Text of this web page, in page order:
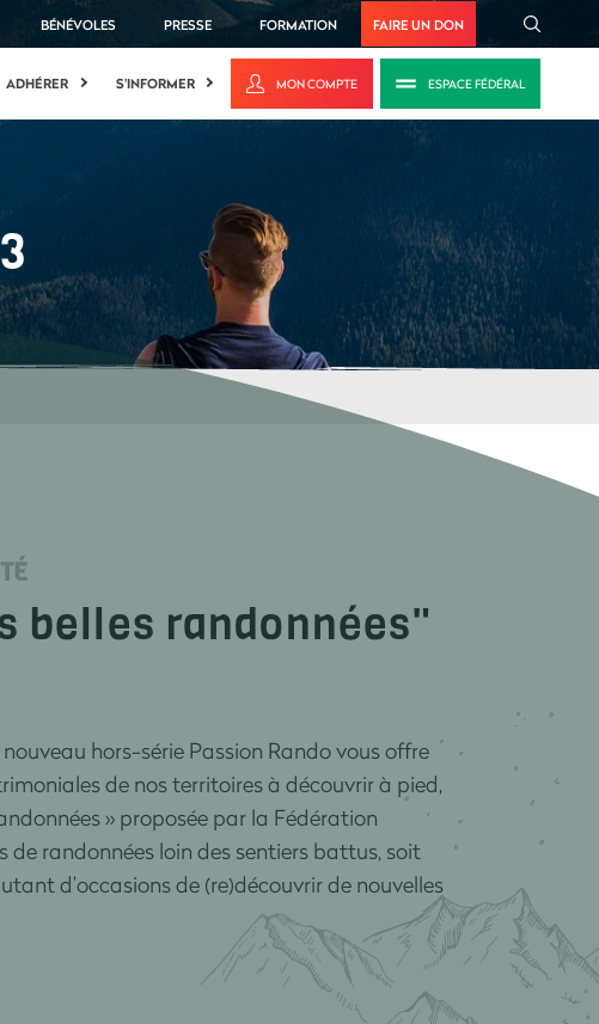
BÉNÉVOLES PRESSE FORMATION FAIRE UN DON
ADHÉRER S'INFORMER MON COMPTE ESPACE FÉDÉRAL
belles randonnées"
hors-série Passion Rando vous offre
de nos territoires à découvrir à pied,
» proposée par la Fédération
de randonnées loin des sentiers battus, soit
d’occasions de (re)découvrir de nouvelles